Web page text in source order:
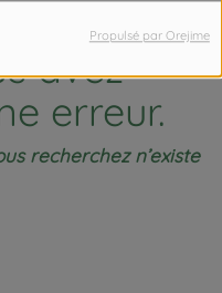
Propulsé par Orejime
avez
erreur.
recherchez n’existe